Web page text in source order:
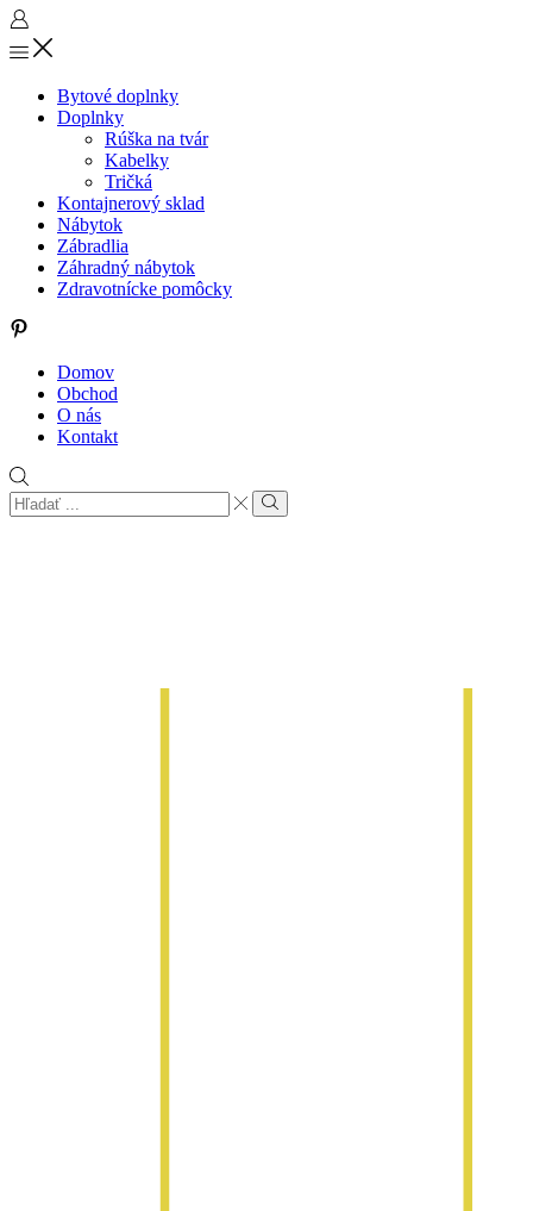
Bytové doplnky
Doplnky
Rúška na tvár
Kabelky
Tričká
Kontajnerový sklad
Nábytok
Zábradlia
Záhradný nábytok
Zdravotnícke pomôcky
Pinterest
Domov
Obchod
O nás
Kontakt
Search
input
Search